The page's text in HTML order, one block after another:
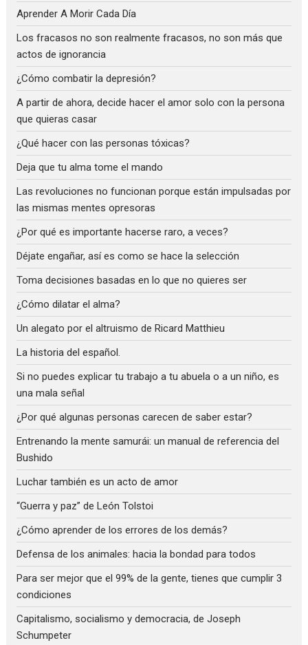
Aprender A Morir Cada Día
Los fracasos no son realmente fracasos, no son más que
actos de ignorancia
¿Cómo combatir la depresión?
A partir de ahora, decide hacer el amor solo con la persona
que quieras casar
¿Qué hacer con las personas tóxicas?
Deja que tu alma tome el mando
Las revoluciones no funcionan porque están impulsadas por
las mismas mentes opresoras
¿Por qué es importante hacerse raro, a veces?
Déjate engañar, así es como se hace la selección
Toma decisiones basadas en lo que no quieres ser
¿Cómo dilatar el alma?
Un alegato por el altruismo de Ricard Matthieu
La historia del español.
Si no puedes explicar tu trabajo a tu abuela o a un niño, es
una mala señal
¿Por qué algunas personas carecen de saber estar?
Entrenando la mente samurái: un manual de referencia del
Bushido
Luchar también es un acto de amor
“Guerra y paz” de León Tolstoi
¿Cómo aprender de los errores de los demás?
Defensa de los animales: hacia la bondad para todos
Para ser mejor que el 99% de la gente, tienes que cumplir 3
condiciones
Capitalismo, socialismo y democracia, de Joseph
Schumpeter